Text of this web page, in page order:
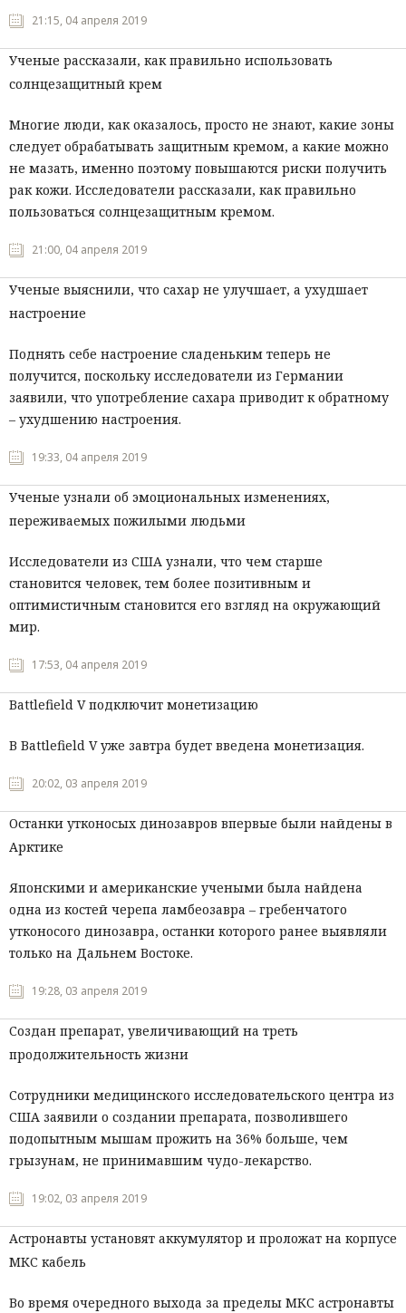
21:15, 04 апреля 2019
Ученые рассказали, как правильно использовать
солнцезащитный крем
Многие люди, как оказалось, просто не знают, какие зоны
следует обрабатывать защитным кремом, а какие можно
не мазать, именно поэтому повышаются риски получить
рак кожи. Исследователи рассказали, как правильно
пользоваться солнцезащитным кремом.
21:00, 04 апреля 2019
Ученые выяснили, что сахар не улучшает, а ухудшает
настроение
Поднять себе настроение сладеньким теперь не
получится, поскольку исследователи из Германии
заявили, что употребление сахара приводит к обратному
– ухудшению настроения.
19:33, 04 апреля 2019
Ученые узнали об эмоциональных изменениях,
переживаемых пожилыми людьми
Исследователи из США узнали, что чем старше
становится человек, тем более позитивным и
оптимистичным становится его взгляд на окружающий
мир.
17:53, 04 апреля 2019
Battlefield V подключит монетизацию
В Battlefield V уже завтра будет введена монетизация.
20:02, 03 апреля 2019
Останки утконосых динозавров впервые были найдены в
Арктике
Японскими и американские учеными была найдена
одна из костей черепа ламбеозавра – гребенчатого
утконосого динозавра, останки которого ранее выявляли
только на Дальнем Востоке.
19:28, 03 апреля 2019
Создан препарат, увеличивающий на треть
продолжительность жизни
Сотрудники медицинского исследовательского центра из
США заявили о создании препарата, позволившего
подопытным мышам прожить на 36% больше, чем
грызунам, не принимавшим чудо-лекарство.
19:02, 03 апреля 2019
Астронавты установят аккумулятор и проложат на корпусе
МКС кабель
Во время очередного выхода за пределы МКС астронавты